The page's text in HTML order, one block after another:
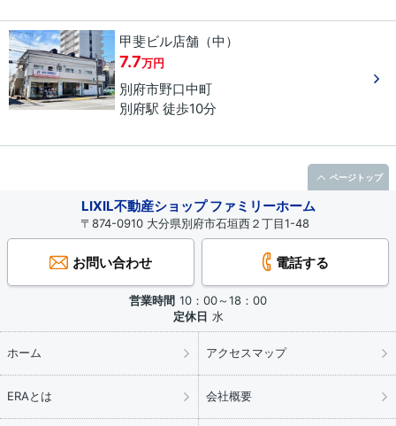
甲斐ビル店舗（中）
7.7万円
別府市野口中町
別府駅 徒歩10分
LIXIL不動産ショップ ファミリーホーム
〒874-0910 大分県別府市石垣西２丁目1-48
お問い合わせ 電話する
営業時間 10：00～18：00
定休日 水
ホーム アクセスマップ
ERAとは 会社概要
ページトップ